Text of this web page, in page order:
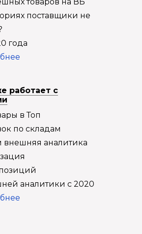
поставщики не
года
работает с
в Топ
по складам
внешняя аналитика
аналитики с 2020